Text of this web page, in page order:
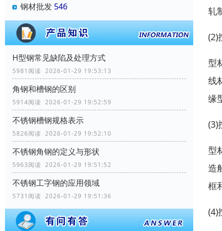
钢材批发 546
H型钢常见缺陷及处理方式
5981阅读 2026-01-29 19:53:13
角钢和槽钢的区别
5914阅读 2026-01-29 19:52:59
不锈钢槽钢规格表示
5826阅读 2026-01-29 19:52:10
不锈钢角钢的定义与形状
5963阅读 2026-01-29 19:51:52
不锈钢工字钢的应用领域
5731阅读 2026-01-29 19:51:36
轧
(2)
型
线
缘
(3)
型
造
框
(4)